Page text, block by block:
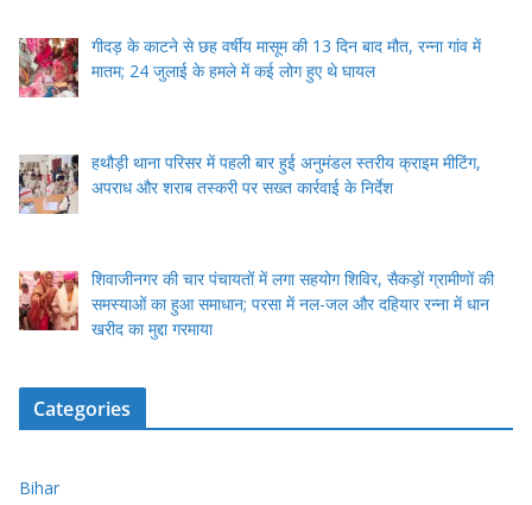
गीदड़ के काटने से छह वर्षीय मासूम की 13 दिन बाद मौत, रन्ना गांव में
मातम; 24 जुलाई के हमले में कई लोग हुए थे घायल
हथौड़ी थाना परिसर में पहली बार हुई अनुमंडल स्तरीय क्राइम मीटिंग,
अपराध और शराब तस्करी पर सख्त कार्रवाई के निर्देश
शिवाजीनगर की चार पंचायतों में लगा सहयोग शिविर, सैकड़ों ग्रामीणों की
समस्याओं का हुआ समाधान; परसा में नल-जल और दहियार रन्ना में धान
खरीद का मुद्दा गरमाया
Categories
Bihar